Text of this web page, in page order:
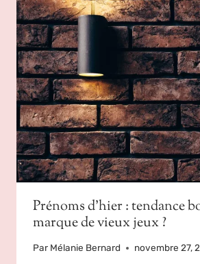
Prénoms d’hier : tendance
marque de vieux jeux ?
Par Mélanie Bernard novembre 27,